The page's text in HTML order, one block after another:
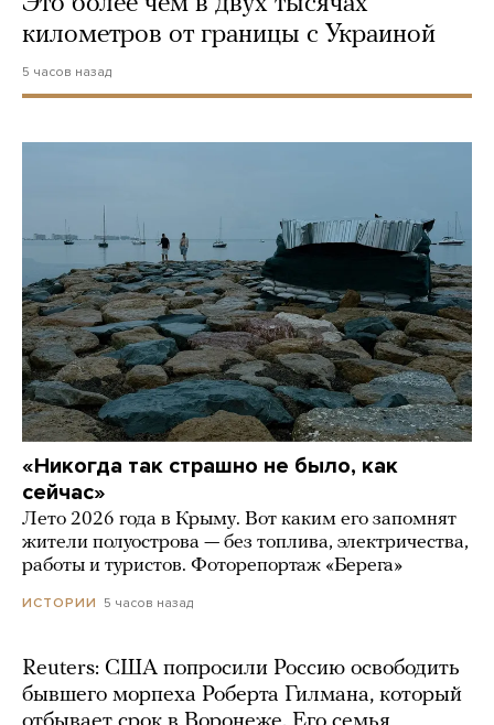
километров от границы с Украиной
5 часов назад
«Никогда так страшно не было, как
сейчас»
Лето 2026 года в Крыму. Вот каким его запомнят
жители полуострова — без топлива, электричества,
работы и туристов. Фоторепортаж «Берега»
ИСТОРИИ 5 часов назад
Reuters: США попросили Россию освободить
бывшего морпеха Роберта Гилмана, который